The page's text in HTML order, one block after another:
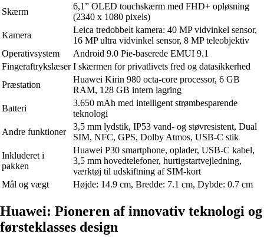
Skærm
6,1” OLED touchskærm med FHD+ opløsning
(2340 x 1080 pixels)
Kamera
Leica tredobbelt kamera: 40 MP vidvinkel sensor,
16 MP ultra vidvinkel sensor, 8 MP teleobjektiv
Operativsystem
Android 9.0 Pie-baserede EMUI 9.1
Fingeraftrykslæser I skærmen for privatlivets fred og datasikkerhed
Præstation
Huawei Kirin 980 octa-core processor, 6 GB
RAM, 128 GB intern lagring
Batteri
3.650 mAh med intelligent strømbesparende
teknologi
Andre funktioner
3,5 mm lydstik, IP53 vand- og støvresistent, Dual
SIM, NFC, GPS, Dolby Atmos, USB-C stik
Inkluderet i
pakken
Huawei P30 smartphone, oplader, USB-C kabel,
3,5 mm hovedtelefoner, hurtigstartvejledning,
værktøj til udskiftning af SIM-kort
Mål og vægt
Højde: 14.9 cm, Bredde: 7.1 cm, Dybde: 0.7 cm
Huawei: Pioneren af innovativ teknologi og
førsteklasses design